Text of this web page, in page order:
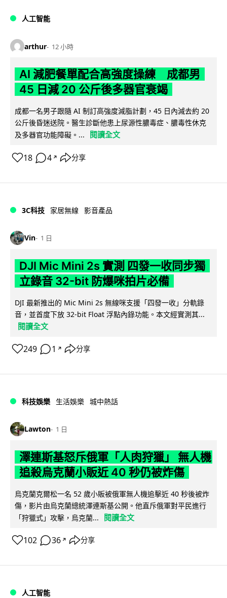
人工智能
arthur 12 小時
AI 減肥餐單配合高強度操練 成都男
45 日減 20 公斤後多器官衰竭
成都一名男子跟隨 AI 制訂高強度減脂計劃，45 日內減去約 20
公斤後昏迷送院。醫生診斷他患上尿源性膿毒症、膿毒性休克
及多器官功能障礙。...
閱讀全文
18 4 ↗ 分享
3C科技 家居無線 影音產品
Vin 1 日
DJI Mic Mini 2s 實測 四發一收同步獨
立錄音 32-bit 防爆咪拍片必備
DJI 最新推出的 Mic Mini 2s 無線咪支援「四發一收」分軌錄
音，並首度下放 32-bit Float 浮點內錄功能。本文經實測其...
閱讀全文
249 1 ↗ 分享
科技娛樂 生活娛樂 城中熱話
Lawton 1 日
澤連斯基怒斥俄軍「人肉狩獵」 無人機
追殺烏克蘭小販近 40 秒仍被炸傷
烏克蘭克爾松一名 52 歲小販被俄軍無人機追擊近 40 秒後被炸
傷，影片由烏克蘭總統澤連斯基公開。他直斥俄軍對平民進行
「狩獵式」攻擊，烏克蘭...
閱讀全文
102 36 ↗ 分享
人工智能